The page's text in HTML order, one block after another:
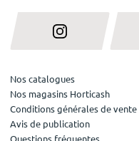
Nos catalogues
Nos magasins Horticash
Conditions générales de vente
Avis de publication